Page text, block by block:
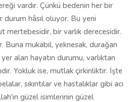
vardır. Çünkü bedenin her bir
hâsıl oluyor. Bu yeni
mertebesidir, bir varlık derecesidir.
Buna mukabil, yeknesak, durağan
yer alan hayatın durumu, varlıktan
Yokluk ise, mutlak çirkinliktir. İşte
sıkıntılar ve hastalıklar gibi acı
güzel isimlerinin güzel